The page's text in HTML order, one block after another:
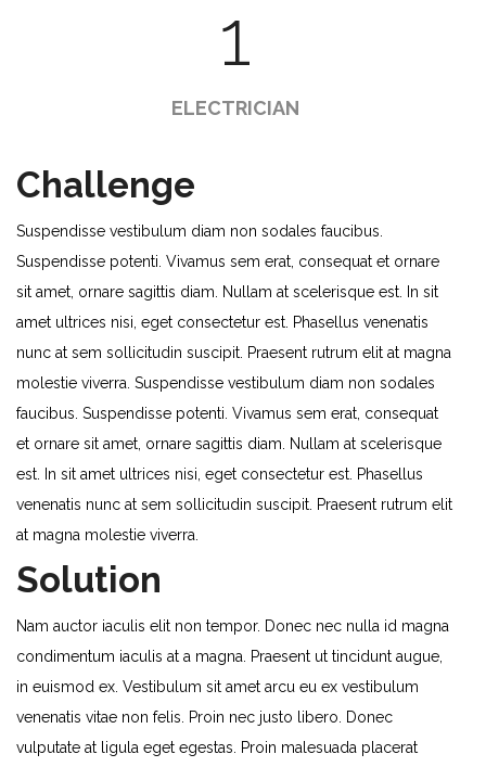
1
ELECTRICIAN
Challenge
Suspendisse vestibulum diam non sodales faucibus.
Suspendisse potenti. Vivamus sem erat, consequat et ornare
sit amet, ornare sagittis diam. Nullam at scelerisque est. In sit
amet ultrices nisi, eget consectetur est. Phasellus venenatis
nunc at sem sollicitudin suscipit. Praesent rutrum elit at magna
molestie viverra. Suspendisse vestibulum diam non sodales
faucibus. Suspendisse potenti. Vivamus sem erat, consequat
et ornare sit amet, ornare sagittis diam. Nullam at scelerisque
est. In sit amet ultrices nisi, eget consectetur est. Phasellus
venenatis nunc at sem sollicitudin suscipit. Praesent rutrum elit
at magna molestie viverra.
Solution
Nam auctor iaculis elit non tempor. Donec nec nulla id magna
condimentum iaculis at a magna. Praesent ut tincidunt augue,
in euismod ex. Vestibulum sit amet arcu eu ex vestibulum
venenatis vitae non felis. Proin nec justo libero. Donec
vulputate at ligula eget egestas. Proin malesuada placerat